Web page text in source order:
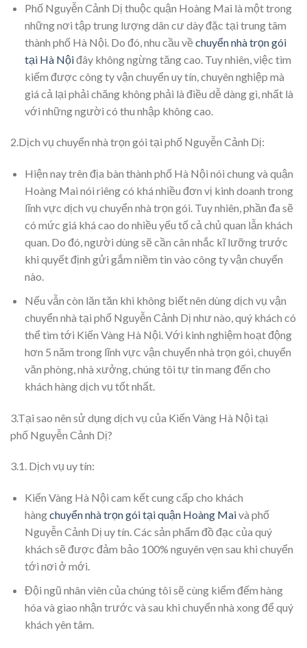
Phố Nguyễn Cảnh Dị thuộc quận Hoàng Mai là một trong
những nơi tập trung lượng dân cư dày đặc tại trung tâm
thành phố Hà Nội. Do đó, nhu cầu về chuyển nhà trọn gói
tại Hà Nộiđây không ngừng tăng cao. Tuy nhiên, việc tìm
kiếm được công ty vận chuyển uy tín, chuyên nghiệp mà
giá cả lại phải chăng không phải là điều dễ dàng gì, nhất là
với những người có thu nhập không cao.
2.Dịch vụ chuyển nhà trọn gói tại phố Nguyễn Cảnh Dị:
Hiện nay trên địa bàn thành phố Hà Nội nói chung và quận
Hoàng Mai nói riêng có khá nhiều đơn vị kinh doanh trong
lĩnh vực dịch vụ chuyển nhà trọn gói. Tuy nhiên, phần đa sẽ
có mức giá khá cao do nhiều yếu tố cả chủ quan lẫn khách
quan. Do đó, người dùng sẽ cần cân nhắc kĩ lưỡng trước
khi quyết định gửi gắm niềm tin vào công ty vận chuyển
nào.
Nếu vẫn còn lăn tăn khi không biết nên dùng dịch vụ vận
chuyển nhà tại phố Nguyễn Cảnh Dị như nào, quý khách có
thể tìm tới Kiến Vàng Hà Nội. Với kinh nghiệm hoạt động
hơn 5 năm trong lĩnh vực vận chuyển nhà trọn gói, chuyển
văn phòng, nhà xưởng, chúng tôi tự tin mang đến cho
khách hàng dịch vụ tốt nhất.
3.Tại sao nên sử dụng dịch vụ của Kiến Vàng Hà Nội tại
phố Nguyễn Cảnh Dị?
3.1. Dịch vụ uy tín:
Kiến Vàng Hà Nội cam kết cung cấp cho khách
hàngchuyển nhà trọn gói tại quận Hoàng Maivà phố
Nguyễn Cảnh Dị uy tín. Các sản phẩm đồ đạc của quý
khách sẽ được đảm bảo 100% nguyên vẹn sau khi chuyển
tới nơi ở mới.
Đội ngũ nhân viên của chúng tôi sẽ cùng kiểm đếm hàng
hóa và giao nhận trước và sau khi chuyển nhà xong để quý
khách yên tâm.